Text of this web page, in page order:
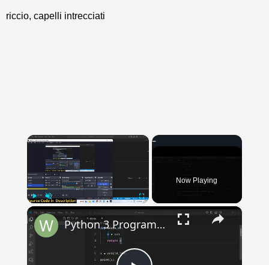
riccio, capelli intrecciati
×
Play Unmute Fullscreen
Now Playing
×
Python 3 Program to Add Two Numbers Using Function in Terminal Tutorial For Complete Beginners